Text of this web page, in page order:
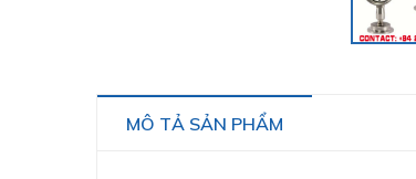
MÔ TẢ SẢN PHẨM